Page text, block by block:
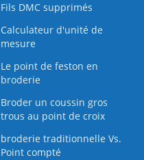
Fils DMC supprimés
Calculateur d'unité de
mesure
Le point de feston en
broderie
Broder un coussin gros
trous au point de croix
broderie traditionnelle Vs.
Point compté